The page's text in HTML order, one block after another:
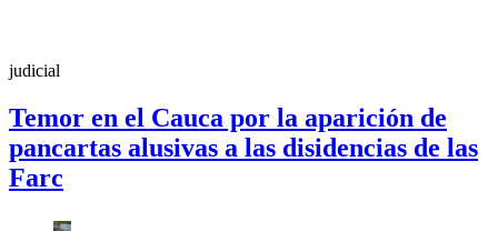
judicial
Temor en el Cauca por la aparición de
pancartas alusivas a las disidencias de las
Farc